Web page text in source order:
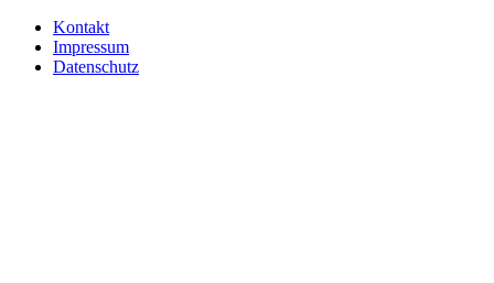
Kontakt
Impressum
Datenschutz